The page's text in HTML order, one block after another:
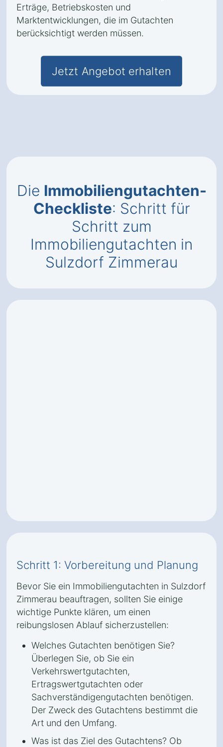
Erträge, Betriebskosten und
Marktentwicklungen, die im Gutachten
berücksichtigt werden müssen.
Jetzt Angebot erhalten
Die Immobiliengutachten-
Checkliste: Schritt für
Schritt zum
Immobiliengutachten in
Sulzdorf Zimmerau
Schritt 1: Vorbereitung und Planung
Bevor Sie ein Immobiliengutachten in Sulzdorf
Zimmerau beauftragen, sollten Sie einige
wichtige Punkte klären, um einen
reibungslosen Ablauf sicherzustellen:
Welches Gutachten benötigen Sie?
Überlegen Sie, ob Sie ein
Verkehrswertgutachten,
Ertragswertgutachten oder
Sachverständigengutachten benötigen.
Der Zweck des Gutachtens bestimmt die
Art und den Umfang.
Was ist das Ziel des Gutachtens? Ob